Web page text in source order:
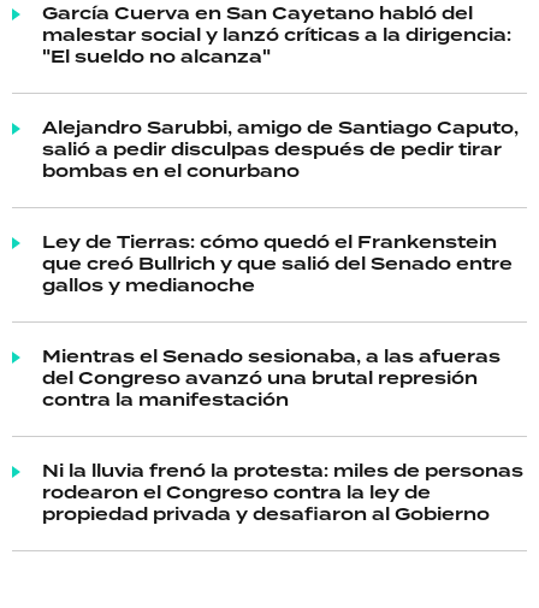
García Cuerva en San Cayetano habló del
malestar social y lanzó críticas a la dirigencia:
"El sueldo no alcanza"
Alejandro Sarubbi, amigo de Santiago Caputo,
salió a pedir disculpas después de pedir tirar
bombas en el conurbano
Ley de Tierras: cómo quedó el Frankenstein
que creó Bullrich y que salió del Senado entre
gallos y medianoche
Mientras el Senado sesionaba, a las afueras
del Congreso avanzó una brutal represión
contra la manifestación
Ni la lluvia frenó la protesta: miles de personas
rodearon el Congreso contra la ley de
propiedad privada y desafiaron al Gobierno